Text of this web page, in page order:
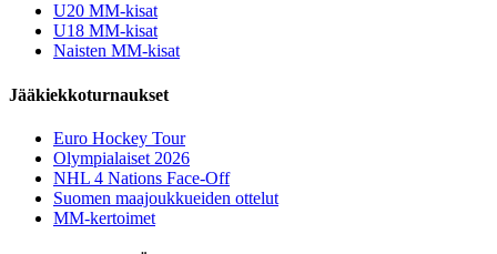
U20 MM-kisat
U18 MM-kisat
Naisten MM-kisat
Jääkiekkoturnaukset
Euro Hockey Tour
Olympialaiset 2026
NHL 4 Nations Face-Off
Suomen maajoukkueiden ottelut
MM-kertoimet